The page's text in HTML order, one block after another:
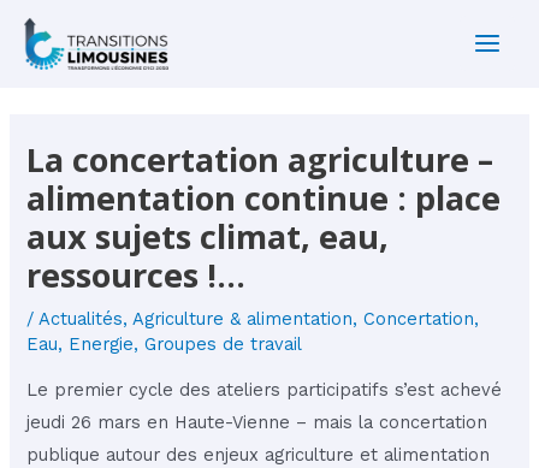
Aller
La concertation agriculture –
alimentation continue : place
aux sujets climat, eau,
ressources !…
/ Actualités, Agriculture & alimentation,Concertation,
Eau, Energie,Groupes de travail
Le premier cycle des ateliers participatifs s’est achevé
jeudi 26 mars en Haute-Vienne – mais la concertation
publique autour des enjeux agriculture et alimentation